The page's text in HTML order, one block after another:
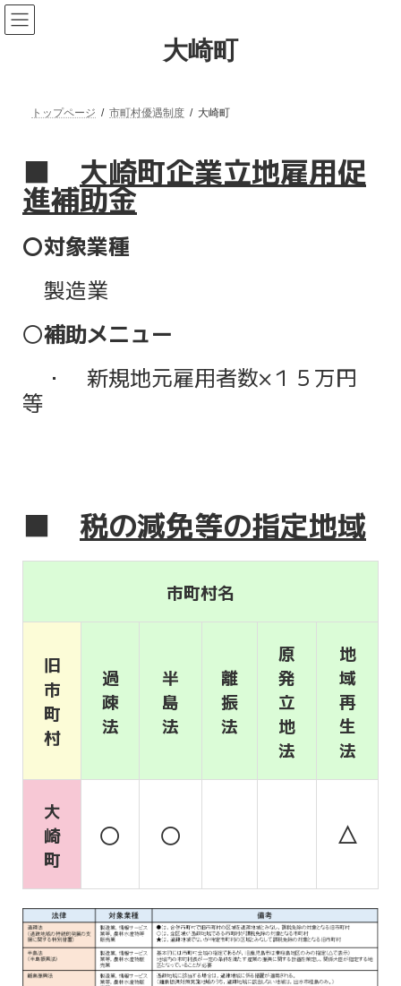
大崎町
トップページ 市町村優遇制度 大崎町
■ 大崎町企業立地雇用促
進補助金
〇対象業種
製造業
〇補助メニュー
・ 新規地元雇用者数×１５万円
等
■ 税の減免等の指定地域
市町村名
旧
市
町
村
過
疎
法
半
島
法
離
振
法
原
発
立
地
法
地
域
再
生
法
大
崎
町
〇 〇 △